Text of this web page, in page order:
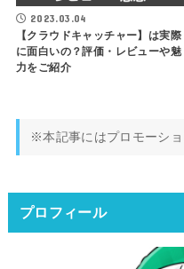
2023.03.04
【クラウドキャッチャー】は実際
に面白いの？評価・レビューや魅
力をご紹介
※本記事にはプロモーシ
プロフィール